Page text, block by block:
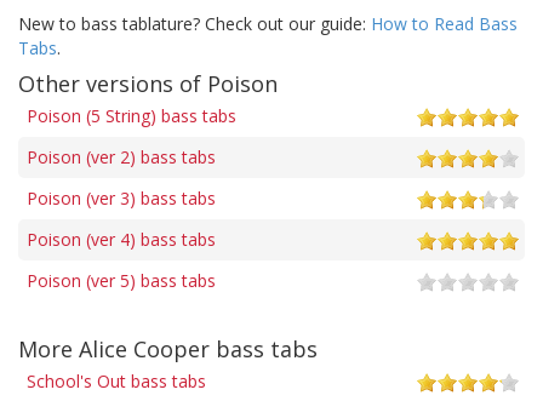
New to bass tablature? Check out our guide: How to Read Bass
Tabs.
Other versions of Poison
Poison (5 String) bass tabs
Poison (ver 2) bass tabs
Poison (ver 3) bass tabs
Poison (ver 4) bass tabs
Poison (ver 5) bass tabs
More Alice Cooper bass tabs
School's Out bass tabs